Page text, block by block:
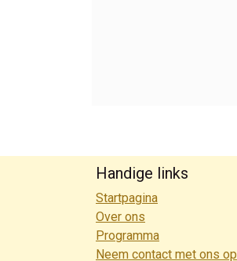
Handige links
Startpagina
Over ons
Programma
Neem contact met ons op